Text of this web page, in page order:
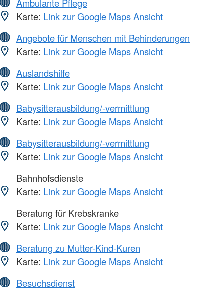
Karte: Link zur Google Maps Ansicht
Angebote für Menschen mit Behinderungen
Karte: Link zur Google Maps Ansicht
Auslandshilfe
Karte: Link zur Google Maps Ansicht
Babysitterausbildung/-vermittlung
Karte: Link zur Google Maps Ansicht
Babysitterausbildung/-vermittlung
Karte: Link zur Google Maps Ansicht
Bahnhofsdienste
Karte: Link zur Google Maps Ansicht
Beratung für Krebskranke
Karte: Link zur Google Maps Ansicht
Beratung zu Mutter-Kind-Kuren
Karte: Link zur Google Maps Ansicht
Besuchsdienst